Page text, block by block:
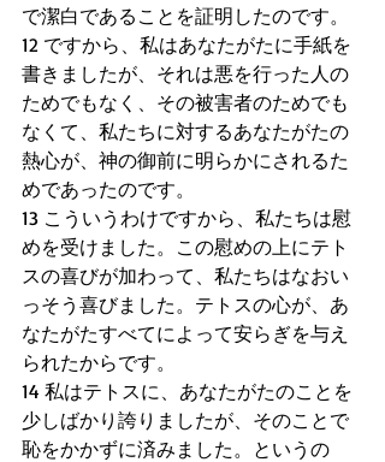
で潔白であることを証明したのです。
12 ですから、私はあなたがたに手紙を
書きましたが、それは悪を行った人の
ためでもなく、その被害者のためでも
なくて、私たちに対するあなたがたの
熱心が、神の御前に明らかにされるた
めであったのです。
13 こういうわけですから、私たちは慰
めを受けました。この慰めの上にテト
スの喜びが加わって、私たちはなおい
っそう喜びました。テトスの心が、あ
なたがたすべてによって安らぎを与え
られたからです。
14 私はテトスに、あなたがたのことを
少しばかり誇りましたが、そのことで
恥をかかずに済みました。というの